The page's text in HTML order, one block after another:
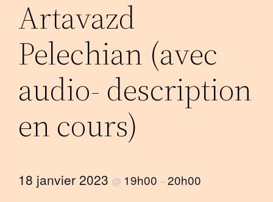
Artavazd
Pelechian (avec
audio- description
en cours)
18 janvier 2023@ 19h00–20h00